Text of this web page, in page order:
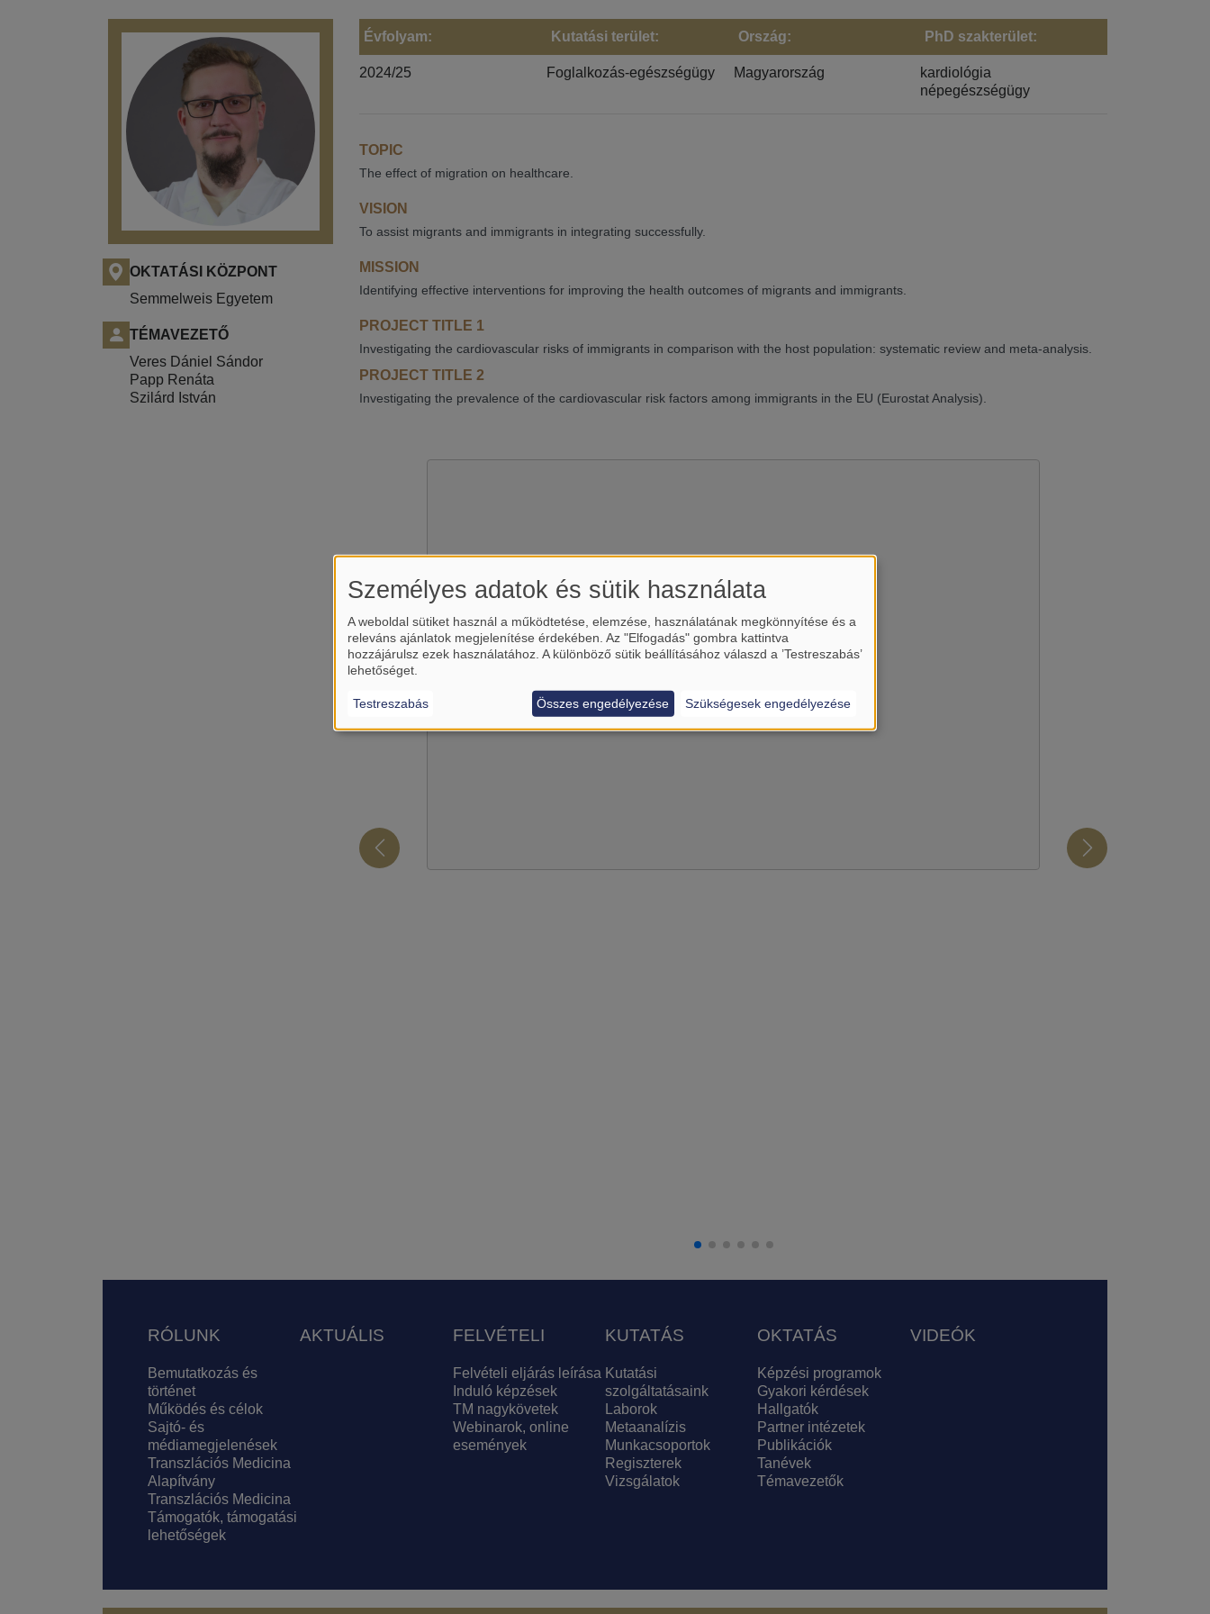
OKTATÁSI KÖZPONT
Semmelweis Egyetem
TÉMAVEZETŐ
Veres Dániel Sándor
Papp Renáta
Szilárd István
Évfolyam:
2024/25
Kutatási terület:
Foglalkozás-egészségügy
Ország:
Magyarország
PhD szakterület:
kardiológia
népegészségügy
TOPIC
The effect of migration on healthcare.
VISION
To assist migrants and immigrants in integrating successfully.
MISSION
Identifying effective interventions for improving the health outcomes of migrants and immigrants.
PROJECT TITLE 1
Investigating the cardiovascular risks of immigrants in comparison with the host population: systematic review and meta-analysis.
PROJECT TITLE 2
Investigating the prevalence of the cardiovascular risk factors among immigrants in the EU (Eurostat Analysis).
Betölti a(z) YouTubekülső tartalmát?
Manage privacy settings
Lábléc
RÓLUNK
Bemutatkozás és
történet
Működés és célok
Sajtó- és
médiamegjelenések
Transzlációs Medicina
Alapítvány
Transzlációs Medicina
Támogatók, támogatási
lehetőségek
AKTUÁLIS FELVÉTELI
Felvételi eljárás leírása
Induló képzések
TM nagykövetek
Webinarok, online
események
KUTATÁS
Kutatási
szolgáltatásaink
Laborok
Metaanalízis
Munkacsoportok
Regiszterek
Vizsgálatok
OKTATÁS
Képzési programok
Gyakori kérdések
Hallgatók
Partner intézetek
Publikációk
Tanévek
Témavezetők
VIDEÓK
Személyes adatok és sütik használata
A weboldal sütiket használ a működtetése, elemzése, használatának megkönnyítése és a
releváns ajánlatok megjelenítése érdekében. Az "Elfogadás" gombra kattintva
hozzájárulsz ezek használatához. A különböző sütik beállításához válaszd a ’Testreszabás’
lehetőséget.
Testreszabás Szükségesek engedélyezése
Összes engedélyezése